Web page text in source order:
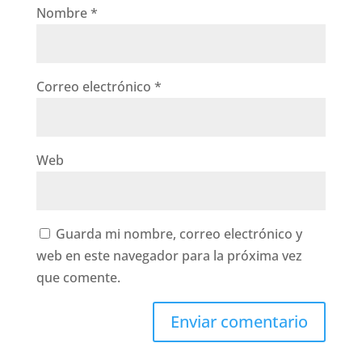
Nombre*
Correo electrónico *
Web
Guarda mi nombre, correo electrónico y
web en este navegador para la próxima vez
que comente.